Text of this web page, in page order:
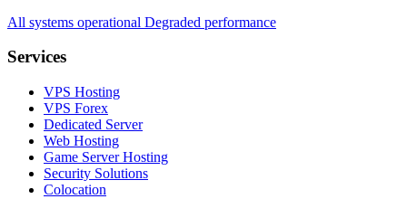
All systems operational Degraded performance
Services
VPS Hosting
VPS Forex
Dedicated Server
Web Hosting
Game Server Hosting
Security Solutions
Colocation